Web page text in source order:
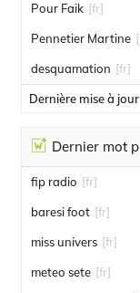
Pour Faik [fr]
Pennetier Martine
desquamation [fr]
Dernière mise à jour
Dernier mot
fip radio [fr]
baresi foot [fr]
miss univers [fr]
meteo sete [fr]